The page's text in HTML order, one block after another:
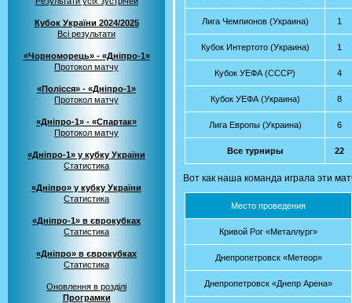
Кубок України 2024/2025
Всі результати
«Чорноморець» - «Дніпро-1»
Протокол матчу
«Полісся» - «Дніпро-1»
Протокол матчу
«Дніпро-1» - «Спартак»
Протокол матчу
«Дніпро-1» у кубку України
Статистика
«Дніпро» у кубку України
Статистика
«Дніпро-1» в єврокубках
Статистика
«Дніпро» в єврокубках
Статистика
Оновлення в розділі
Програмки
Лига Чемпионов (Украина) 1
Кубок Интертото (Украина) 1
Кубок УЕФА (СССР) 4
Кубок УЕФА (Украина) 8
Лига Европы (Украина) 6
Все турниры 22
Вот как наша команда играла эти
Место проведения
Кривой Рог «Металлург»
Днепропетровск «Метеор»
Днепропетровск «Днепр Арена»